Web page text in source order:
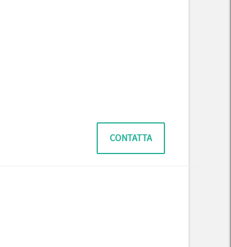
CONTATTA